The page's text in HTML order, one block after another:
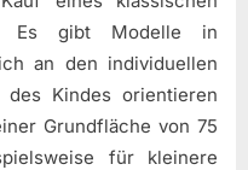
Es gibt Modelle in
an den individuellen
Kindes orientieren
Grundfläche von 75
für kleinere